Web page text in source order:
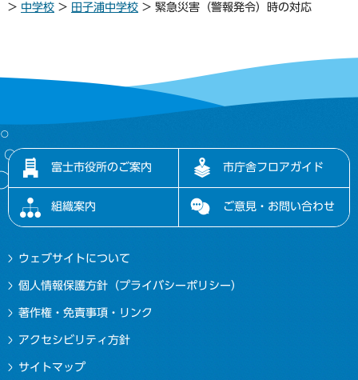
> 中学校 > 田子浦中学校 > 緊急災害（警報発令）時の対応
富士市役所のご案内 市庁舎フロアガイド
組織案内 ご意見・お問い合わせ
ウェブサイトについて
個人情報保護方針（プライバシーポリシー）
著作権・免責事項・リンク
アクセシビリティ方針
サイトマップ